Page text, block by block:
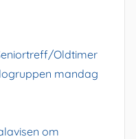
Oldtimer
mandag
om